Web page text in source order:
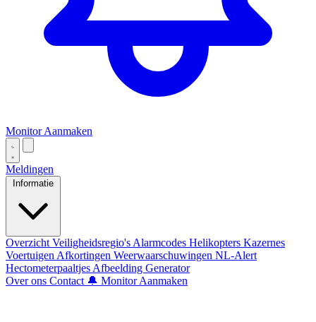
Monitor Aanmaken
Meldingen
Informatie
Overzicht Veiligheidsregio's Alarmcodes Helikopters Kazernes
Voertuigen Afkortingen Weerwaarschuwingen NL-Alert
Hectometerpaaltjes Afbeelding Generator
Over ons Contact 🔔 Monitor Aanmaken